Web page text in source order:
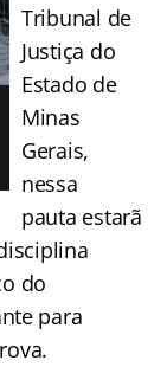
Tribunal de
Justiça do
Estado de
Minas
Gerais,
nessa
pauta estarã
do
para